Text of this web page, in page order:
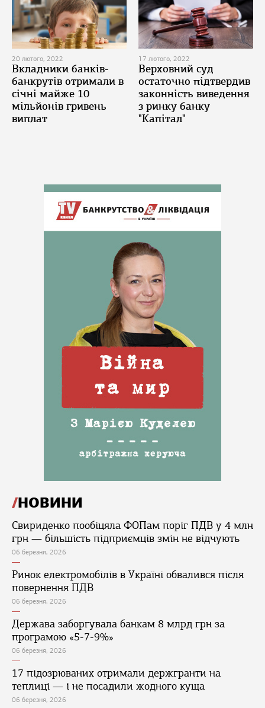
20 лютого, 2022
Вкладники банків-
банкрутів отримали в
січні майже 10
мільйонів гривень
виплат
17 лютого, 2022
Верховний суд
остаточно підтвердив
законність виведення
з ринку банку
"Капітал"
НОВИНИ
Свириденко пообіцяла ФОПам поріг ПДВ у 4 млн
грн — більшість підприємців змін не відчують
06 березня, 2026
Ринок електромобілів в Україні обвалився після
повернення ПДВ
06 березня, 2026
Держава заборгувала банкам 8 млрд грн за
програмою «5-7-9%»
06 березня, 2026
17 підозрюваних отримали держгранти на
теплиці — і не посадили жодного куща
06 березня, 2026